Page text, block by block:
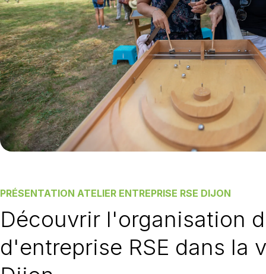
PRÉSENTATION ATELIER ENTREPRISE RSE DIJON
Découvrir l'organisation
d'entreprise RSE dans la